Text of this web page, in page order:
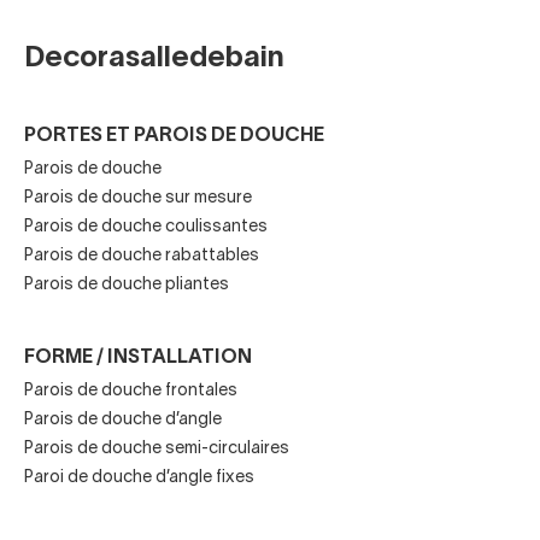
D'un équipement durable adapté à un usage
D'un investissement maîtrisé pour la
Pour de nombreux projets, les modèles économiques
représentent ainsi l'une des meilleures solutions pour
optimiser son budget sans renoncer à l'essentiel.
Les différents types de parois de
Decorasalledebain
PORTES ET PAROIS DE DOUCHE
Parois de douche
Parois de douche sur mesure
Parois de douche coulissantes
Parois de douche rabattables
Parois de douche pliantes
FORME / INSTALLATION
Parois de douche frontales
Parois de douche d’angle
Parois de douche semi-circulaires
Paroi de douche d’angle fixes